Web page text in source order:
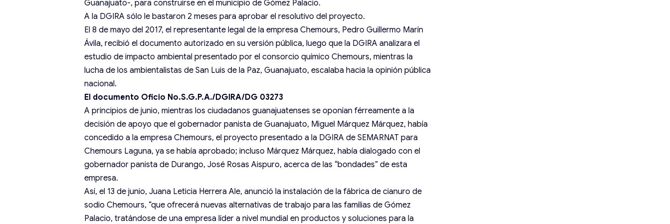
Guanajuato-, para construirse en el municipio de Gómez Palacio.
A la DGIRA sólo le bastaron 2 meses para aprobar el resolutivo del proyecto.
El 8 de mayo del 2017, el representante legal de la empresa Chemours, Pedro Guillermo Marín
Ávila, recibió el documento autorizado en su versión pública, luego que la DGIRA analizara el
estudio de impacto ambiental presentado por el consorcio químico Chemours, mientras la
lucha de los ambientalistas de San Luis de la Paz, Guanajuato, escalaba hacia la opinión pública
nacional.
El documento Oficio No.S.G.P.A./DGIRA/DG 03273
A principios de junio, mientras los ciudadanos guanajuatenses se oponían férreamente a la
decisión de apoyo que el gobernador panista de Guanajuato, Miguel Márquez Márquez, había
concedido a la empresa Chemours, el proyecto presentado a la DGIRA de SEMARNAT para
Chemours Laguna, ya se había aprobado; incluso Márquez Márquez, había dialogado con el
gobernador panista de Durango, José Rosas Aispuro, acerca de las “bondades” de esta
empresa.
Así, el 13 de junio, Juana Leticia Herrera Ale, anunció la instalación de la fábrica de cianuro de
sodio Chemours, “que ofrecerá nuevas alternativas de trabajo para las familias de Gómez
Palacio, tratándose de una empresa líder a nivel mundial en productos y soluciones para la